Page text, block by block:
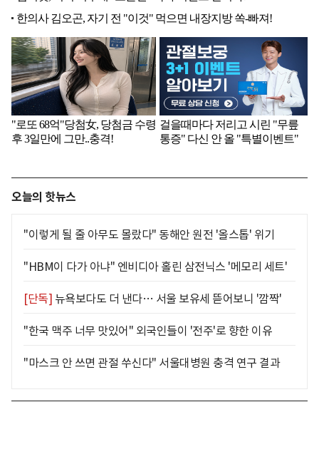
오늘의 핫뉴스
"이렇게 될 줄 아무도 몰랐다" 동해안 원전 '올스톱' 위기
"HBM이 다가 아냐" 엔비디아 홀린 삼전닉스 '메모리 세트'
[단독] 뉴욕보다도 더 낸다… 서울 보유세 뜯어보니 '깜짝'
"한국 맥주 너무 맛있어" 외국인들이 '전주'로 향한 이유
"마스크 안 쓰면 관절 쑤신다" 서울대병원 충격 연구 결과